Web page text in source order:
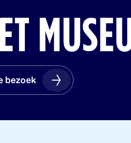
bezoek
bezoek